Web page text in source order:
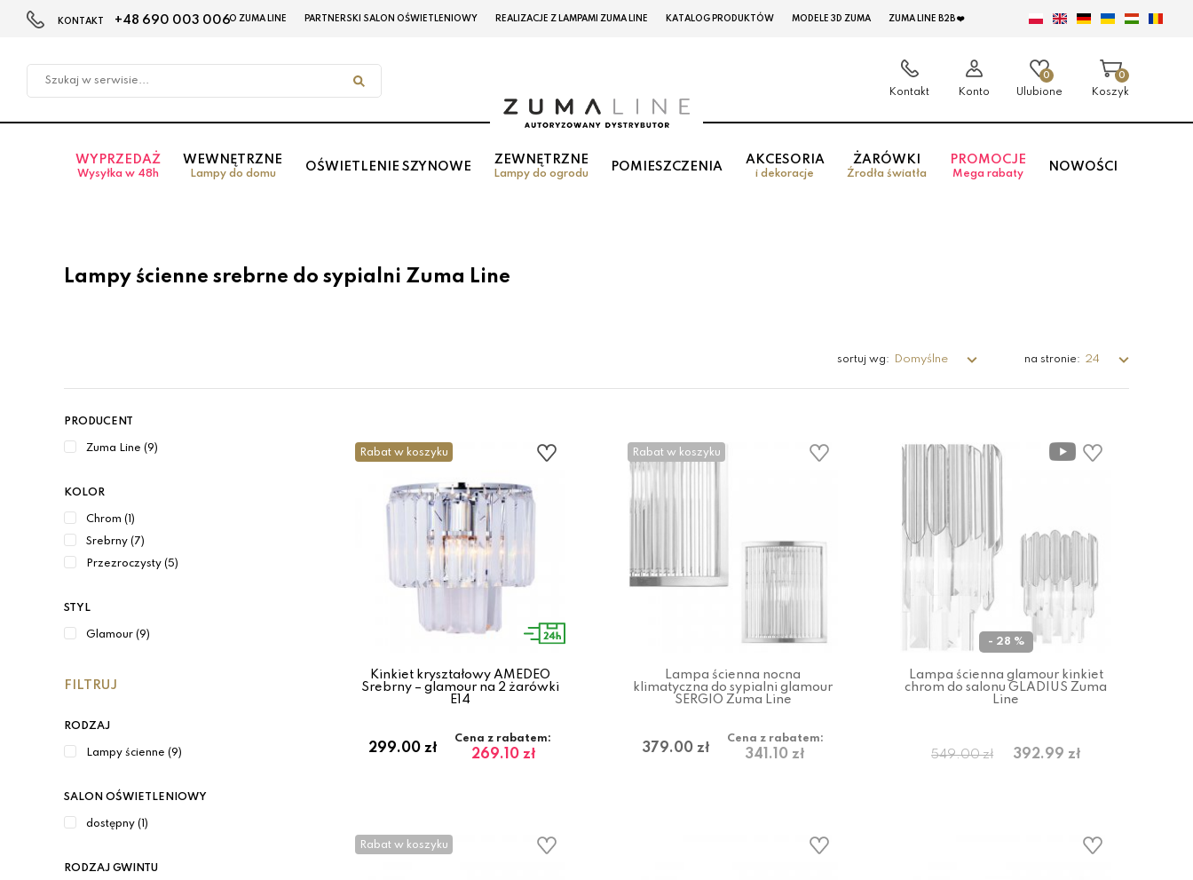
w
KONTAKT +48 690 003 006O ZUMA LINE PARTNERSKI SALON OŚWIETLENIOWY REALIZACJE Z LAMPAMI ZUMA LINE KATALOG PRODUKTÓW MODELE 3D ZUMA ZUMA LINE B2B ❤️
Kontakt Konto
0
Ulubione
0
Koszyk
WYPRZEDAŻ
Wysyłka w 48h
WEWNĘTRZNE
Lampy do domu
OŚWIETLENIE SZYNOWE
ZEWNĘTRZNE
Lampy do ogrodu
POMIESZCZENIA
AKCESORIA
i dekoracje
ŻARÓWKI
Źrodła światła
PROMOCJE
Mega rabaty
NOWOŚCI
Lampy ścienne srebrne do sypialni Zuma Line
sortuj wg: Domyślne na stronie: 24
PRODUCENT
Zuma Line (9)
KOLOR
Chrom (1)
Srebrny (7)
Przezroczysty (5)
STYL
Glamour (9)
FILTRUJ
RODZAJ
Lampy ścienne (9)
SALON OŚWIETLENIOWY
dostępny (1)
RODZAJ GWINTU
Rabat w koszyku
Kinkiet kryształowy AMEDEO
Srebrny – glamour na 2 żarówki
E14
299.00 zł
Cena z rabatem:
269.10 zł
Rabat w koszyku
Lampa ścienna nocna
klimatyczna do sypialni glamour
SERGIO Zuma Line
379.00 zł
Cena z rabatem:
341.10 zł
- 28 %
Lampa ścienna glamour kinkiet
chrom do salonu GLADIUS Zuma
Line
549.00 zł 392.99 zł
Rabat w koszyku